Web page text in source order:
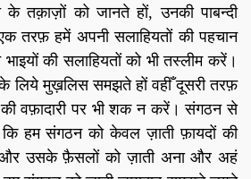
तक़ाज़ों को जानते हों, उनकी पाबन्दी
तरफ़ हमें अपनी सलाहियतों की पहचान
की सलाहियतों को भी तस्लीम करें।
लिये मुख़लिस समझते हों वहीँ दूसरी तरफ़
वफ़ादारी पर भी शक न करें। संगठन से
हम संगठन को केवल ज़ाती फ़ायदों की
और उसके फ़ैसलों को ज़ाती अना और अहं